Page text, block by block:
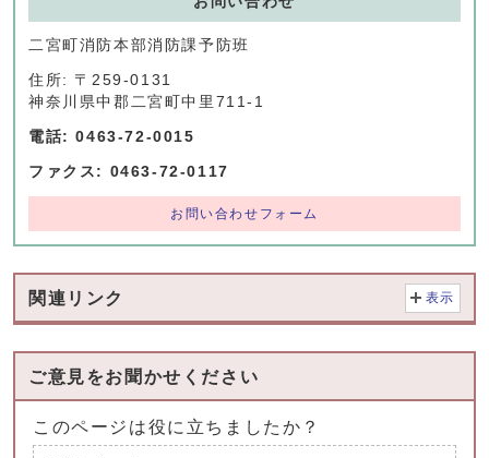
二宮町消防本部消防課予防班
住所: 〒259-0131
神奈川県中郡二宮町中里711-1
電話: 0463-72-0015
ファクス: 0463-72-0117
お問い合わせフォーム
関連リンク 表示
ご意見をお聞かせください
このページは役に立ちましたか？